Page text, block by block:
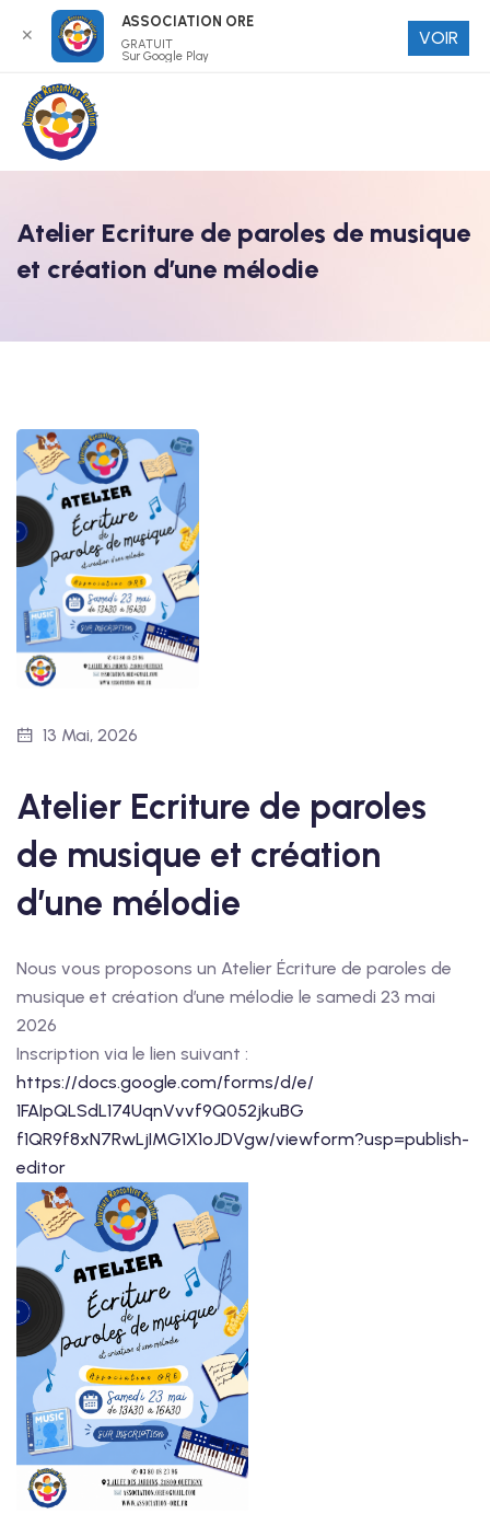
Atelier Ecriture de paroles de musique
et création d’une mélodie
13 Mai, 2026
Atelier Ecriture de paroles
de musique et création
d’une mélodie
Nous vous proposons un Atelier Écriture de paroles de
musique et création d’une mélodie le samedi 23 mai
2026
Inscription via le lien suivant :
https://docs.google.com/forms/d/e/
1FAIpQLSdL174UqnVvvf9Q052jkuBG
f1QR9f8xN7RwLjIMG1X1oJDVgw/viewform?usp=publish-
editor
✕
ASSOCIATION ORE
GRATUIT
Sur Google Play
VOIR